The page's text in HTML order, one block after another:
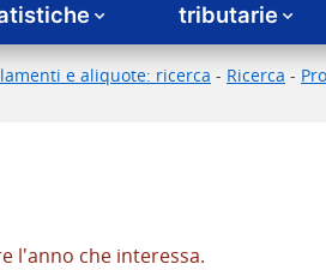
tributarie
e aliquote: ricerca - Ricerca -
l'anno che interessa.